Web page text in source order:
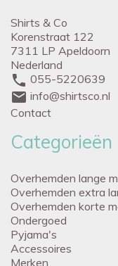
Shirts & Co
Korenstraat 122
7311 LP Apeldoorn
Nederland
phone 055-5220639
mail info@shirtsco.nl
Contact
Categorieën
Overhemden lange
Overhemden extra
Overhemden korte
Ondergoed
Pyjama's
Accessoires
Merken